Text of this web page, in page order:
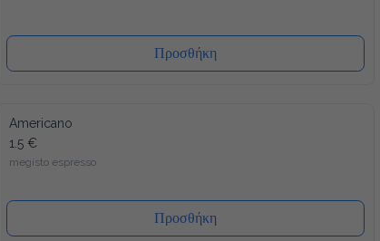
Προσθήκη
Americano
1.5 €
megisto espresso
Προσθήκη